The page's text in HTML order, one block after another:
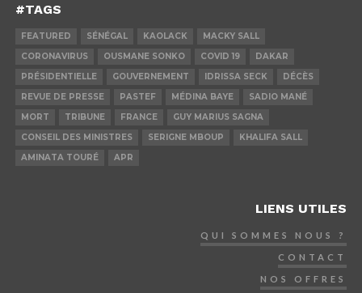
#TAGS
FEATURED SÉNÉGAL KAOLACK
MACKY SALL
CORONAVIRUS
OUSMANE SONKO COVID 19
DAKAR
PRÉSIDENTIELLE
GOUVERNEMENT IDRISSA SECK
DÉCÈS
REVUE DE PRESSE
PASTEF MÉDINA BAYE
SADIO MANÉ
MORT
TRIBUNE FRANCE
GUY MARIUS SAGNA
CONSEIL DES MINISTRES
SERIGNE MBOUP
KHALIFA SALL
AMINATA TOURÉ
APR
LIENS UTILES
QUI SOMMES NOUS ?
CONTACT
NOS OFFRES